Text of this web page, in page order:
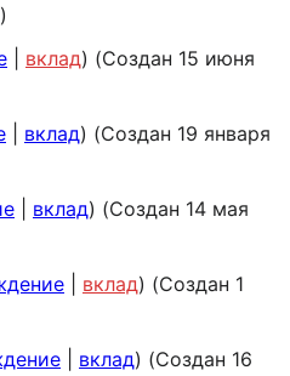
вклад
(Создан 15 июня
вклад (Создан 19 января
вклад (Создан 14 мая
вклад
(Создан 1
вклад (Создан 16